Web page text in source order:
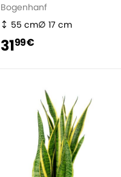
Bogenhanf
55 cm
17 cm
3199 €